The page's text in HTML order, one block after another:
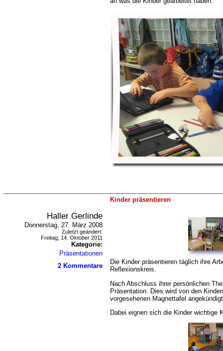
Kinder präsentieren
Haller Gerlinde
Donnerstag, 27. März 2008
Zuletzt geändert:
Freitag, 14. Oktober 2011
Kategorie:
Präsentationen
2 Kommentare
Die Kinder präsentieren täglich ihre
Reflexionskreis.
Nach Abschluss ihrer persönlichen
Präsentation. Dies wird von den
vorgesehenen Magnettafel
Dabei eignen sich die Kinder wichtige